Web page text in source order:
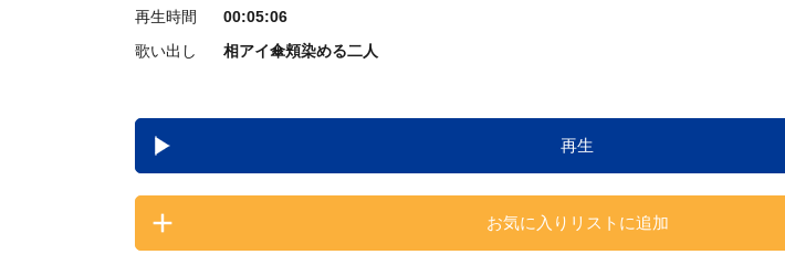
再生時間
00:05:06
歌い出し
相アイ傘頬染める二人
再生
お気に入りリストに追加